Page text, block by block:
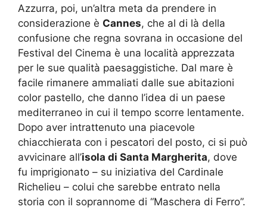
Azzurra, poi, un’altra meta da prendere in
considerazione è Cannes, che al di là della
confusione che regna sovrana in occasione del
Festival del Cinema è una località apprezzata
per le sue qualità paesaggistiche. Dal mare è
facile rimanere ammaliati dalle sue abitazioni
color pastello, che danno l’idea di un paese
mediterraneo in cui il tempo scorre lentamente.
Dopo aver intrattenuto una piacevole
chiacchierata con i pescatori del posto, ci si può
avvicinare all’isola di Santa Margherita, dove
fu imprigionato – su iniziativa del Cardinale
Richelieu – colui che sarebbe entrato nella
storia con il soprannome di “Maschera di Ferro”.